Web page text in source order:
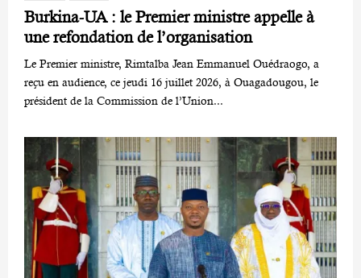
Burkina-UA : le Premier ministre appelle à
une refondation de l’organisation
Le Premier ministre, Rimtalba Jean Emmanuel Ouédraogo, a
reçu en audience, ce jeudi 16 juillet 2026, à Ouagadougou, le
président de la Commission de l’Union...